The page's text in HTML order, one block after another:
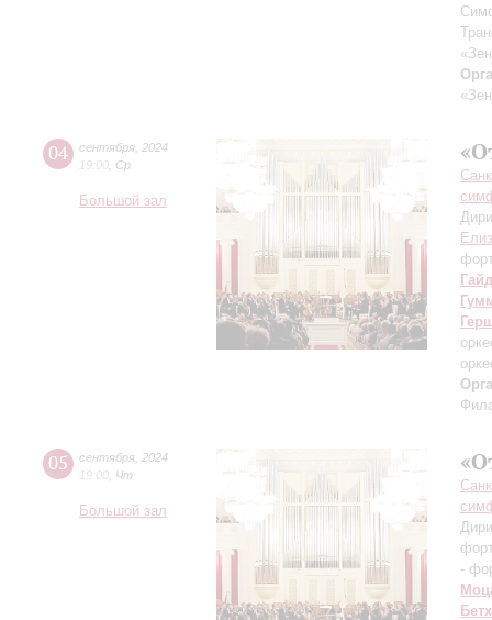
04 сентября 2024
19:00 Ср
Большой зал
05 сентября 2024
19:00 Чт
Большой зал
-